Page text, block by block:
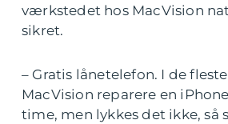
værkstedet hos MacVision
sikret.
– Gratis lånetelefon. I de
MacVision reparere en
time, men lykkes det ikke, så